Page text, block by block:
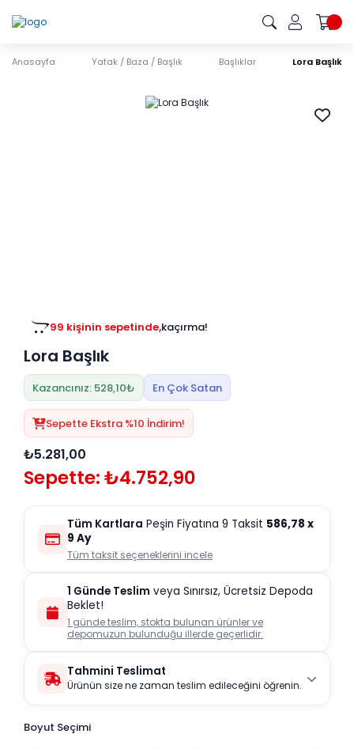
Anasayfa Yatak / Baza / Başlık Başlıklar Lora Başlık
99 kişinin sepetinde,kaçırma!
Lora Başlık
Kazancınız: 528,10₺ En Çok Satan
Sepette Ekstra %10 İndirim!
₺5.281,00
Sepette: ₺4.752,90
Tüm Kartlara Peşin Fiyatına 9 Taksit 586,78 x
9 Ay
Tüm taksit seçeneklerini incele
1 Günde Teslim veya Sınırsız, Ücretsiz Depoda
Beklet!
1 günde teslim, stokta bulunan ürünler ve
depomuzun bulunduğu illerde geçerlidir.
Tahmini Teslimat
Ürünün size ne zaman teslim edileceğini öğrenin.
Boyut Seçimi